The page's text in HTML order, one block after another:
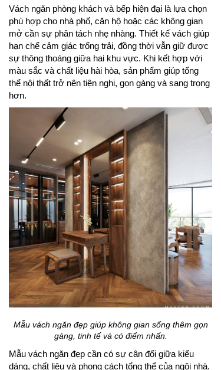
Vách ngăn phòng khách và bếp hiện đại là lựa chọn
phù hợp cho nhà phố, căn hộ hoặc các không gian
mở cần sự phân tách nhẹ nhàng. Thiết kế vách giúp
hạn chế cảm giác trống trải, đồng thời vẫn giữ được
sự thông thoáng giữa hai khu vực. Khi kết hợp với
màu sắc và chất liệu hài hòa, sản phẩm giúp tổng
thể nội thất trở nên tiện nghi, gọn gàng và sang trọng
hơn.
Mẫu vách ngăn đẹp giúp không gian sống thêm gọn
gàng, tinh tế và có điểm nhấn.
Mẫu vách ngăn đẹp cần có sự cân đối giữa kiểu
dáng, chất liệu và phong cách tổng thể của ngôi nhà.